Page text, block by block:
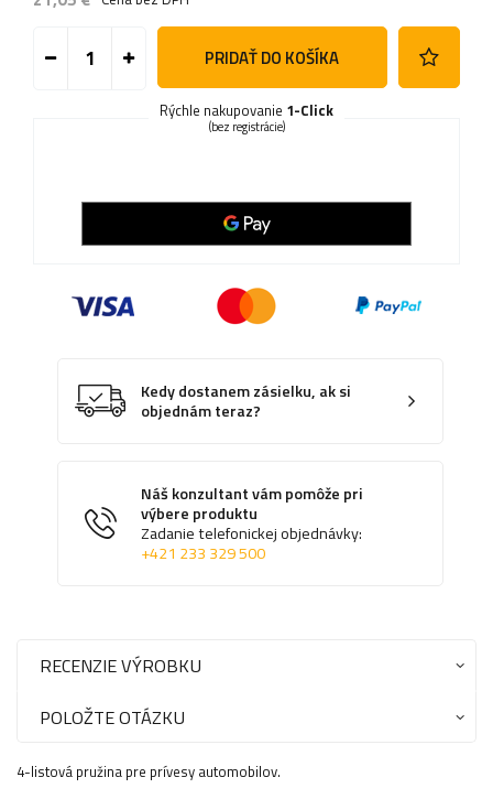
PRIDAŤ DO KOŠÍKA
Rýchle nakupovanie 1-Click
(bez registrácie)
Kedy dostanem zásielku, ak si
objednám teraz?
Náš konzultant vám pomôže pri
výbere produktu
Zadanie telefonickej objednávky:
+421 233 329 500
RECENZIE VÝROBKU
POLOŽTE OTÁZKU
4-listová pružina pre prívesy automobilov.